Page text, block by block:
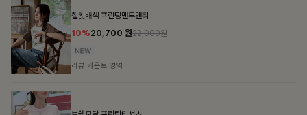
밴스트라이프 스트링원피스
25%35,100 원46,800원
리뷰 카운트 영역